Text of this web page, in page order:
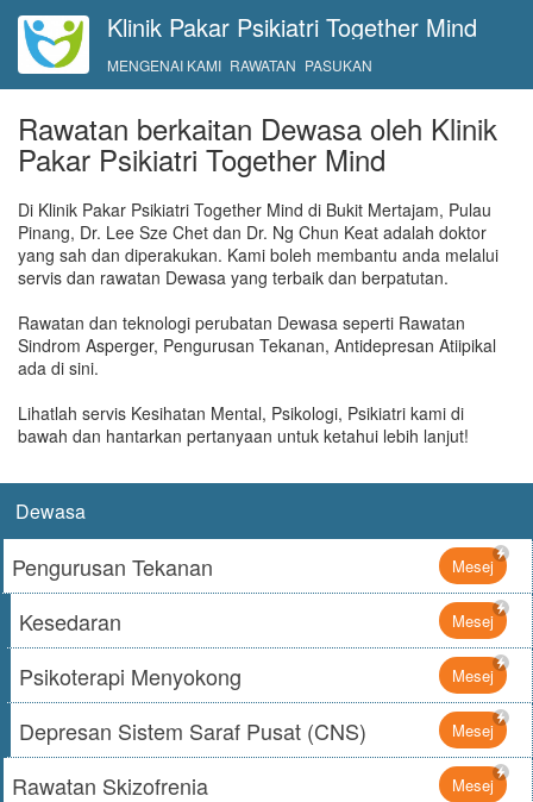
Klinik Pakar Psikiatri Together Mind
MENGENAI KAMI RAWATAN PASUKAN
Rawatan berkaitan Dewasa oleh Klinik
Pakar Psikiatri Together Mind
Di Klinik Pakar Psikiatri Together Mind di Bukit Mertajam, Pulau
Pinang, Dr. Lee Sze Chet dan Dr. Ng Chun Keat adalah doktor
yang sah dan diperakukan. Kami boleh membantu anda melalui
servis dan rawatan Dewasa yang terbaik dan berpatutan.
Rawatan dan teknologi perubatan Dewasa seperti Rawatan
Sindrom Asperger, Pengurusan Tekanan, Antidepresan Atiipikal
ada di sini.
Lihatlah servis Kesihatan Mental, Psikologi, Psikiatri kami di
bawah dan hantarkan pertanyaan untuk ketahui lebih lanjut!
Dewasa
Pengurusan Tekanan Mesej
Kesedaran Mesej
Psikoterapi Menyokong Mesej
Depresan Sistem Saraf Pusat (CNS) Mesej
Rawatan Skizofrenia Mesej